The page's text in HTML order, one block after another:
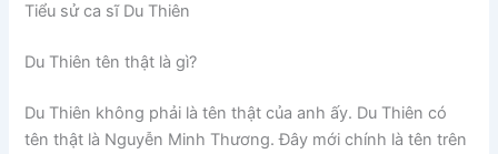
Tiểu sử ca sĩ Du Thiên
Du Thiên tên thật là gì?
Du Thiên không phải là tên thật của anh ấy. Du Thiên có
tên thật là Nguyễn Minh Thương. Đây mới chính là tên trên